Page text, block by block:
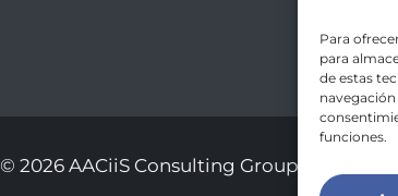
Para
para
de estas
funciones.
© 2026 AACiiS Consulting Group